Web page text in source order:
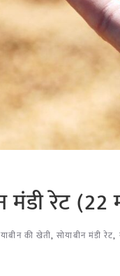
मंडी रेट
की खेती,सोयाबीन मंडी रेट,